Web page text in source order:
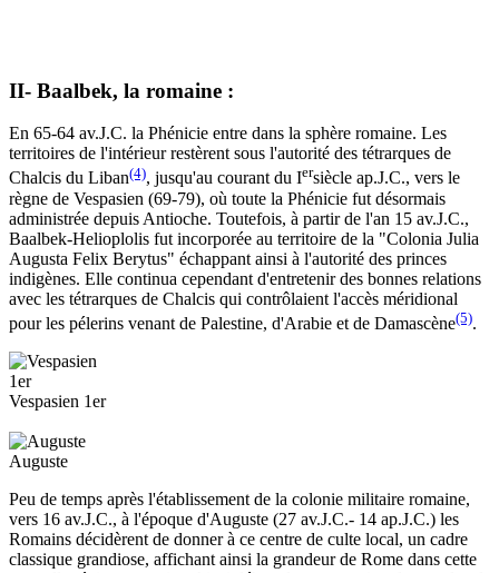
II- Baalbek, la romaine :
En 65-64 av.J.C. la Phénicie entre dans la sphère romaine. Les
territoires de l'intérieur restèrent sous l'autorité des tétrarques de
Chalcis du Liban(4), jusqu'au courant du Iersiècle ap.J.C., vers le
règne de Vespasien (69-79), où toute la Phénicie fut désormais
administrée depuis Antioche. Toutefois, à partir de l'an 15 av.J.C.,
Baalbek-Helioplolis fut incorporée au territoire de la "Colonia Julia
Augusta Felix Berytus" échappant ainsi à l'autorité des princes
indigènes. Elle continua cependant d'entretenir des bonnes relations
avec les tétrarques de Chalcis qui contrôlaient l'accès méridional
pour les pélerins venant de Palestine, d'Arabie et de Damascène(5).
Vespasien 1er
Auguste
Peu de temps après l'établissement de la colonie militaire romaine,
vers 16 av.J.C., à l'époque d'Auguste (27 av.J.C.- 14 ap.J.C.) les
Romains décidèrent de donner à ce centre de culte local, un cadre
classique grandiose, affichant ainsi la grandeur de Rome dans cette